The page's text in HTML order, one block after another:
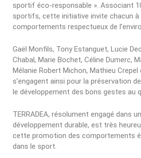
sportif éco-responsable ». Associant
sportifs, cette initiative invite chacun à
comportements respectueux de
Gaël Monfils, Tony Estanguet, Lucie
Chabal, Marie Bochet, Céline Dumerc,
Mélanie Robert Michon, Mathieu Crepel
s’engagent ainsi pour la préservation
le développement des bons gestes au
TERRADEA, résolument engagé dans
développement durable, est très
cette promotion des comportements
dans le sport.